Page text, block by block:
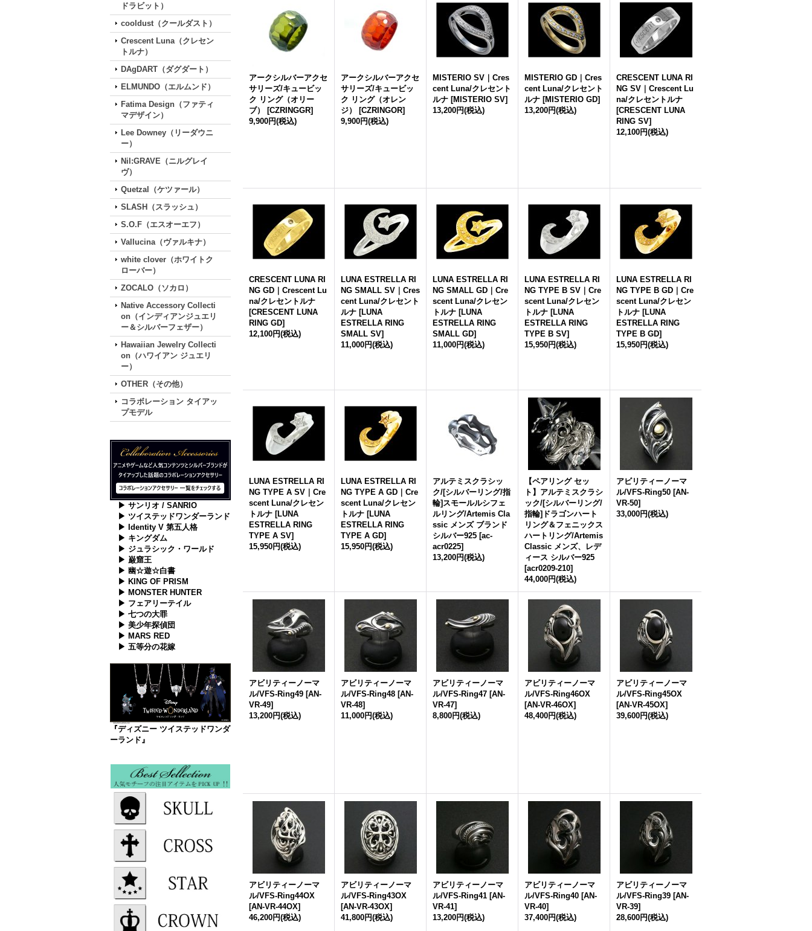
ドラビット）
cooldust（クールダスト）
Crescent Luna（クレセン
トルナ）
DAgDART（ダグダート）
ELMUNDO（エルムンド）
Fatima Design（ファティ
マデザイン）
Lee Downey（リーダウニ
ー）
Nil:GRAVE（ニルグレイ
ヴ）
Quetzal（ケツァール）
SLASH（スラッシュ）
S.O.F（エスオーエフ）
Vallucina（ヴァルキナ）
white clover（ホワイトク
ローバー）
ZOCALO（ソカロ）
Native Accessory Collecti
on（インディアンジュエリ
ー＆シルバーフェザー）
Hawaiian Jewelry Collecti
on（ハワイアン ジュエリ
ー）
OTHER（その他）
コラボレーション タイアッ
プモデル
▶ サンリオ / SANRIO
▶ ツイステッドワンダーランド
▶ Identity V 第五人格
▶ キングダム
▶ ジュラシック・ワールド
▶ 巌窟王
▶ 幽☆遊☆白書
▶ KING OF PRISM
▶ MONSTER HUNTER
▶ フェアリーテイル
▶ 七つの大罪
▶ 美少年探偵団
▶ MARS RED
▶ 五等分の花嫁
『ディズニー ツイステッドワンダ
ーランド』
アークシルバーアクセ
サリーズ/キュービッ
ク リング（オリー
ブ）
[CZRINGGR]
9,900円(税込)
アークシルバーアクセ
サリーズ/キュービッ
ク リング（オレン
ジ）
[CZRINGOR]
9,900円(税込)
MISTERIO SV｜Cres
cent Luna/クレセント
ルナ [MISTERIO SV]
13,200円(税込)
MISTERIO GD｜Cres
cent Luna/クレセント
ルナ [MISTERIO GD]
13,200円(税込)
CRESCENT LUNA RI
NG SV｜Crescent Lu
na/クレセントルナ
[CRESCENT LUNA
RING SV]
12,100円(税込)
CRESCENT LUNA RI
NG GD｜Crescent Lu
na/クレセントルナ
[CRESCENT LUNA
RING GD]
12,100円(税込)
LUNA ESTRELLA RI
NG SMALL SV｜Cres
cent Luna/クレセント
ルナ [LUNA
ESTRELLA RING
SMALL SV]
11,000円(税込)
LUNA ESTRELLA RI
NG SMALL GD｜Cre
scent Luna/クレセン
トルナ [LUNA
ESTRELLA RING
SMALL GD]
11,000円(税込)
LUNA ESTRELLA RI
NG TYPE B SV｜Cre
scent Luna/クレセン
トルナ [LUNA
ESTRELLA RING
TYPE B SV]
15,950円(税込)
LUNA ESTRELLA RI
NG TYPE B GD｜Cre
scent Luna/クレセン
トルナ [LUNA
ESTRELLA RING
TYPE B GD]
15,950円(税込)
LUNA ESTRELLA RI
NG TYPE A SV｜Cre
scent Luna/クレセン
トルナ [LUNA
ESTRELLA RING
TYPE A SV]
15,950円(税込)
LUNA ESTRELLA RI
NG TYPE A GD｜Cre
scent Luna/クレセン
トルナ [LUNA
ESTRELLA RING
TYPE A GD]
15,950円(税込)
アルテミスクラシッ
ク/[シルバーリング/指
輪]スモールルシフェ
ルリング/Artemis Cla
ssic メンズ ブランド
シルバー925 [ac-
acr0225]
13,200円(税込)
【ペアリング セッ
ト】アルテミスクラシ
ック/[シルバーリング/
指輪]ドラゴンハート
リング＆フェニックス
ハートリング/Artemis
Classic メンズ、レデ
ィース シルバー925
[acr0209-210]
44,000円(税込)
アビリティーノーマ
ル/VFS-Ring50 [AN-
VR-50]
33,000円(税込)
アビリティーノーマ
ル/VFS-Ring49 [AN-
VR-49]
13,200円(税込)
アビリティーノーマ
ル/VFS-Ring48 [AN-
VR-48]
11,000円(税込)
アビリティーノーマ
ル/VFS-Ring47 [AN-
VR-47]
8,800円(税込)
アビリティーノーマ
ル/VFS-Ring46OX
[AN-VR-46OX]
48,400円(税込)
アビリティーノーマ
ル/VFS-Ring45OX
[AN-VR-45OX]
39,600円(税込)
アビリティーノーマ
ル/VFS-Ring44OX
[AN-VR-44OX]
46,200円(税込)
アビリティーノーマ
ル/VFS-Ring43OX
[AN-VR-43OX]
41,800円(税込)
アビリティーノーマ
ル/VFS-Ring41 [AN-
VR-41]
13,200円(税込)
アビリティーノーマ
ル/VFS-Ring40 [AN-
VR-40]
37,400円(税込)
アビリティーノーマ
ル/VFS-Ring39 [AN-
VR-39]
28,600円(税込)